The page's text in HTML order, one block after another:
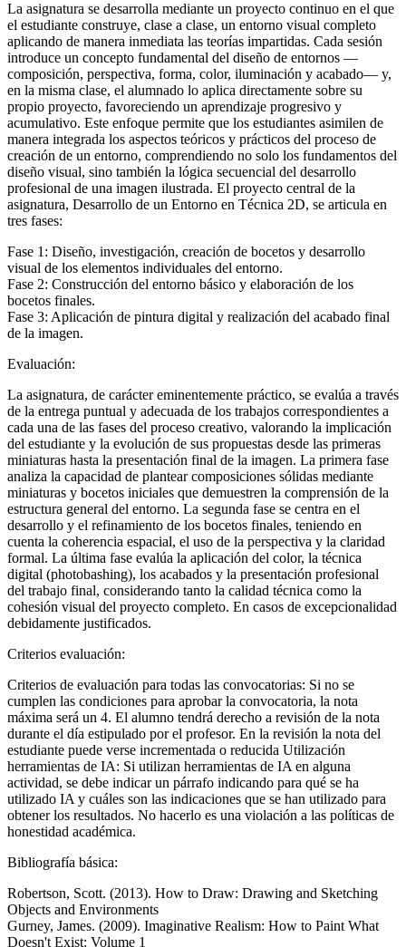
La asignatura se desarrolla mediante un proyecto continuo en el que
el estudiante construye, clase a clase, un entorno visual completo
aplicando de manera inmediata las teorías impartidas. Cada sesión
introduce un concepto fundamental del diseño de entornos —
composición, perspectiva, forma, color, iluminación y acabado— y,
en la misma clase, el alumnado lo aplica directamente sobre su
propio proyecto, favoreciendo un aprendizaje progresivo y
acumulativo. Este enfoque permite que los estudiantes asimilen de
manera integrada los aspectos teóricos y prácticos del proceso de
creación de un entorno, comprendiendo no solo los fundamentos del
diseño visual, sino también la lógica secuencial del desarrollo
profesional de una imagen ilustrada. El proyecto central de la
asignatura, Desarrollo de un Entorno en Técnica 2D, se articula en
tres fases:
Fase 1: Diseño, investigación, creación de bocetos y desarrollo
visual de los elementos individuales del entorno.
Fase 2: Construcción del entorno básico y elaboración de los
bocetos finales.
Fase 3: Aplicación de pintura digital y realización del acabado final
de la imagen.
Evaluación:
La asignatura, de carácter eminentemente práctico, se evalúa a través
de la entrega puntual y adecuada de los trabajos correspondientes a
cada una de las fases del proceso creativo, valorando la implicación
del estudiante y la evolución de sus propuestas desde las primeras
miniaturas hasta la presentación final de la imagen. La primera fase
analiza la capacidad de plantear composiciones sólidas mediante
miniaturas y bocetos iniciales que demuestren la comprensión de la
estructura general del entorno. La segunda fase se centra en el
desarrollo y el refinamiento de los bocetos finales, teniendo en
cuenta la coherencia espacial, el uso de la perspectiva y la claridad
formal. La última fase evalúa la aplicación del color, la técnica
digital (photobashing), los acabados y la presentación profesional
del trabajo final, considerando tanto la calidad técnica como la
cohesión visual del proyecto completo. En casos de excepcionalidad
debidamente justificados.
Criterios evaluación:
Criterios de evaluación para todas las convocatorias: Si no se
cumplen las condiciones para aprobar la convocatoria, la nota
máxima será un 4. El alumno tendrá derecho a revisión de la nota
durante el día estipulado por el profesor. En la revisión la nota del
estudiante puede verse incrementada o reducida Utilización
herramientas de IA: Si utilizan herramientas de IA en alguna
actividad, se debe indicar un párrafo indicando para qué se ha
utilizado IA y cuáles son las indicaciones que se han utilizado para
obtener los resultados. No hacerlo es una violación a las políticas de
honestidad académica.
Bibliografía básica:
Robertson, Scott. (2013). How to Draw: Drawing and Sketching
Objects and Environments
Gurney, James. (2009). Imaginative Realism: How to Paint What
Doesn't Exist: Volume 1